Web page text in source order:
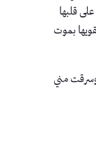
قلبها
بموت
وسرقت مني